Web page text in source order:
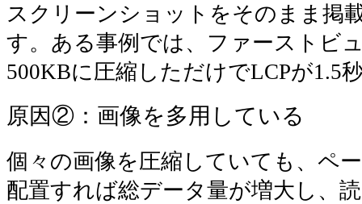
スクリーンショットをそのまま掲
す。ある事例では、ファーストビ
500KBに圧縮しただけでLCPが1.5
原因②：画像を多用している
個々の画像を圧縮していても、ペ
配置すれば総データ量が増大し、